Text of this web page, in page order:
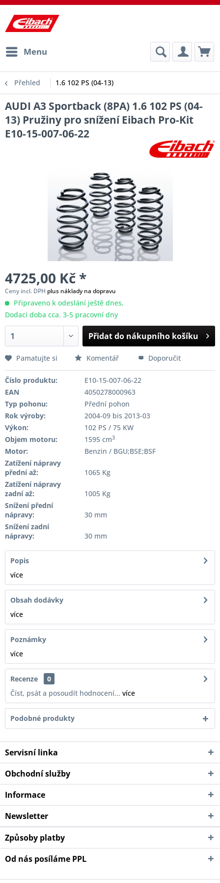
Menu
Přehled 1.6 102 PS (04-13)
AUDI A3 Sportback (8PA) 1.6 102 PS (04-
13) Pružiny pro snížení Eibach Pro-Kit
E10-15-007-06-22
4725,00 Kč *
Ceny incl. DPH plus náklady na dopravu
Připraveno k odeslání ještě dnes,
Dodací doba cca. 3-5 pracovní dny
Přidat do nákupního košíku
Pamatujte si Komentář Doporučit
Číslo produktu:
E10-15-007-06-22
EAN
4050278000963
Typ pohonu:
Přední pohon
Rok výroby:
2004-09 bis 2013-03
Výkon:
102 PS / 75 KW
Objem motoru:
1595 cm3
Motor:
Benzin / BGU;BSE;BSF
Zatížení nápravy
přední až:
1065 Kg
Zatížení nápravy
zadní až:
1005 Kg
Snížení přední
nápravy:
30 mm
Snížení zadní
nápravy:
30 mm
Popis
více
Obsah dodávky
více
Poznámky
více
Recenze
0
Číst, psát a posoudít hodnocení... více
Podobné produkty
Servisní linka
Obchodní služby
Informace
Newsletter
Způsoby platby
Od nás posíláme PPL